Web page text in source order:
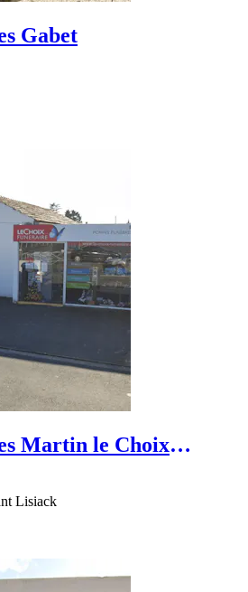
Gabet
Martin le Choix
Lisiack